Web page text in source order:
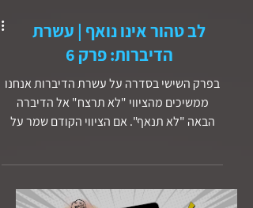
לב טהור אינו נואף | עשרת
הדיברות: פרק 6
בפרק השישי בסדרה על עשרת הדיברות אנחנו
ממשיכים מהציווי "לא תרצח" אל הדיברה
הבאה "לא תנאף". אם הציווי הקודם שמר על
הקשר בין דוד ובת שבע, הושע הנביא, והחיים